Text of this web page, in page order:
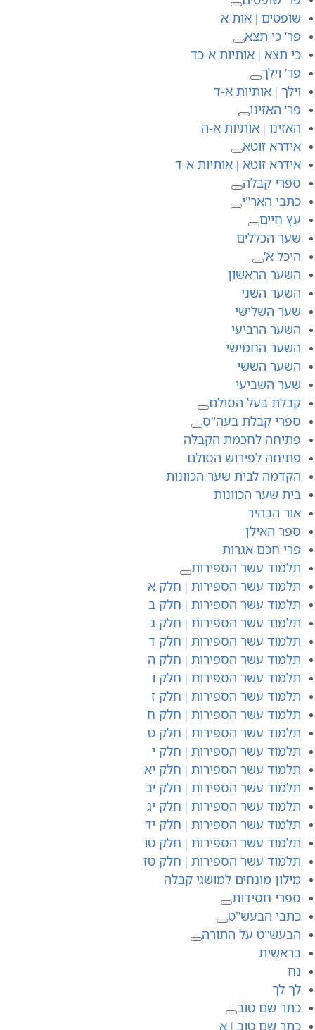
שופטים | אות א
פר' כי תצא
כי תצא | אותיות א-כד
פר' וילך
וילך | אותיות א-ד
פר' האזינו
האזינו | אותיות א-ה
אידרא זוטא
אידרא זוטא | אותיות א-ד
ספרי קבלה
כתבי האר"י
עץ חיים
שער הכללים
היכל א'
השער הראשון
השער השני
שער השלישי
השער הרביעי
השער החמישי
השער הששי
שער השביעי
קבלת בעל הסולם
ספרי קבלת בעה"ס
פתיחה לחכמת הקבלה
פתיחה לפירוש הסולם
הקדמה לבית שער הכוונות
בית שער הכוונות
אור הבהיר
ספר האילן
פרי חכם אגרות
תלמוד עשר הספירות
תלמוד עשר הספירות | חלק א
תלמוד עשר הספירות | חלק ב
תלמוד עשר הספירות | חלק ג
תלמוד עשר הספירות | חלק ד
תלמוד עשר הספירות | חלק ה
תלמוד עשר הספירות | חלק ו
תלמוד עשר הספירות | חלק ז
תלמוד עשר הספירות | חלק ח
תלמוד עשר הספירות | חלק ט
תלמוד עשר הספירות | חלק י
תלמוד עשר הספירות | חלק יא
תלמוד עשר הספירות | חלק יב
תלמוד עשר הספירות | חלק יג
תלמוד עשר הספירות | חלק יד
תלמוד עשר הספירות | חלק טו
תלמוד עשר הספירות | חלק טז
מילון מונחים למושגי קבלה
ספרי חסידות
כתבי הבעש"ט
הבעש"ט על התורה
בראשית
נח
לך לך
כתר שם טוב
כתר שם טוב | א